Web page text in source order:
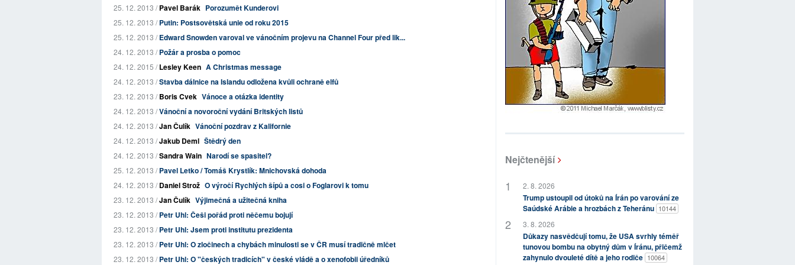
25. 12. 2013 /Pavel Barák Porozumět Kunderovi
25. 12. 2013 /Putin: Postsovětská unie od roku 2015
25. 12. 2013 /Edward Snowden varoval ve vánočním projevu na Channel Four před lik...
24. 12. 2013 /Požár a prosba o pomoc
24. 12. 2015 /Lesley Keen A Christmas message
24. 12. 2013 /Stavba dálnice na Islandu odložena kvůli ochraně elfů
23. 12. 2013 /Boris Cvek Vánoce a otázka identity
24. 12. 2013 /Vánoční a novoroční vydání Britských listů
24. 12. 2013 /Jan Čulík Vánoční pozdrav z Kalifornie
24. 12. 2013 /Jakub Deml Štědrý den
24. 12. 2013 /Sandra Wain Narodí se spasitel?
25. 12. 2013 /Pavel Letko / Tomáš Krystlík: Mnichovská dohoda
24. 12. 2013 /Daniel Strož O výročí Rychlých šípů a cosi o Foglarovi k tomu
23. 12. 2013 /Jan Čulík Výjimečná a užitečná kniha
23. 12. 2013 /Petr Uhl: Češi pořád proti něčemu bojují
23. 12. 2013 /Petr Uhl: Jsem proti institutu prezidenta
23. 12. 2013 /Petr Uhl: O zločinech a chybách minulosti se v ČR musí tradičně mlčet
23. 12. 2013 /Petr Uhl: O "českých tradicích" v české vládě a o xenofobii úředníků
Nejčtenější
2. 8. 2026
Trump ustoupil od útoků na Írán po varování ze
Saúdské Arábie a hrozbách z Teheránu 10144
3. 8. 2026
Důkazy nasvědčují tomu, že USA svrhly téměř
tunovou bombu na obytný dům v Íránu, přičemž
zahynulo dvouleté dítě a jeho rodiče 10064